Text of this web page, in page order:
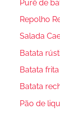
Purê de
Repolho
Salada
Batata
Batata
Batata
Pão de